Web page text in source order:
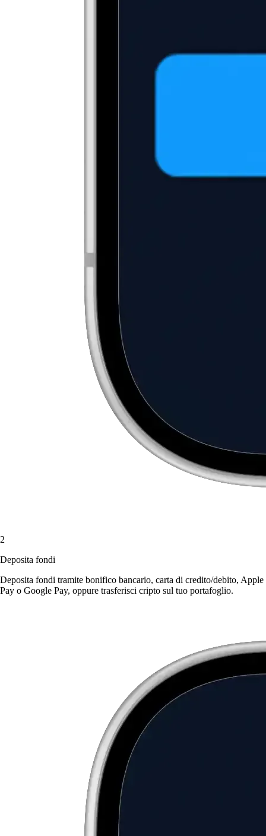
2
Deposita fondi
Deposita fondi tramite bonifico bancario, carta di credito/debito, Apple
Pay o Google Pay, oppure trasferisci cripto sul tuo portafoglio.